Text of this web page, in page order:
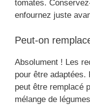
tomates.
enfournez juste
Peut-on
Absolument ! Les
pour être
peut être remplacé
mélange de